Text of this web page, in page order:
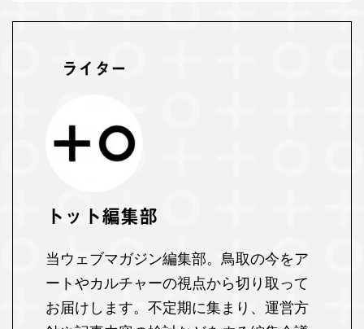
ライター
トット編集部
当ウェブマガジン編集部。鳥取の今をア
ートやカルチャーの視点から切り取って
お届けします。不定期に集まり、運営方